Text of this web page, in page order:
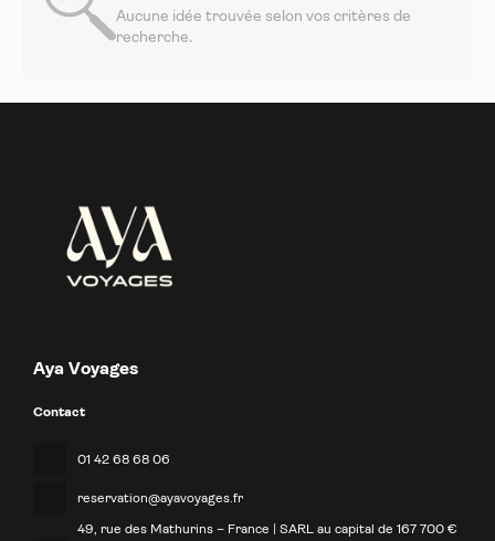
Aucune idée trouvée selon vos critères de
recherche.
Aya Voyages
Contact
01 42 68 68 06
reservation@ayavoyages.fr
49, rue des Mathurins – France | SARL au capital de 167 700 €